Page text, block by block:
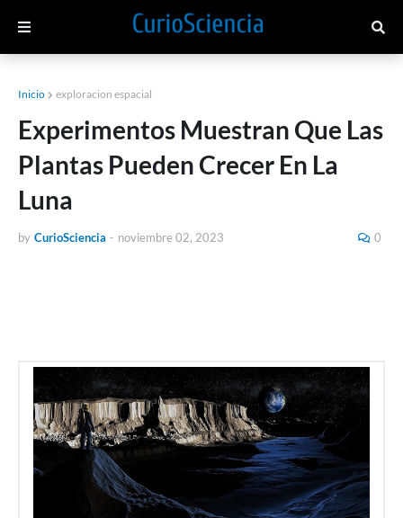
Inicio exploracion espacial
Experimentos Muestran Que Las
Plantas Pueden Crecer En La
Luna
by CurioSciencia - noviembre 02, 2023 0